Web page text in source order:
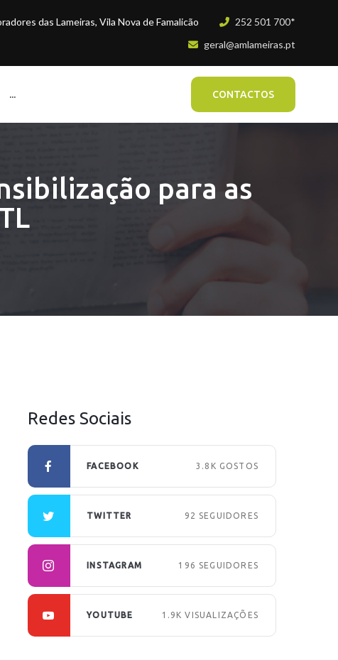
das Lameiras, Vila Nova de Famalicão
252 501 700*
geral@amlameiras.pt
... CONTACTOS
para as
Redes Sociais
FACEBOOK 3.8K GOSTOS
TWITTER 92 SEGUIDORES
INSTAGRAM 196 SEGUIDORES
YOUTUBE 1.9K VISUALIZAÇÕES